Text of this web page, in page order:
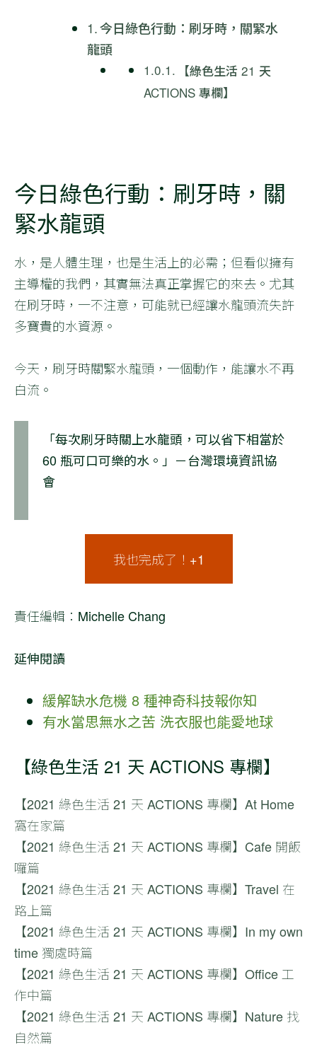
今日綠色行動：刷牙時，關緊水
龍頭
【綠色生活 21 天
ACTIONS 專欄】
今日綠色行動：刷牙時，關
緊水龍頭
水，是人體生理，也是生活上的必需；但看似擁有
主導權的我們，其實無法真正掌握它的來去。尤其
在刷牙時，一不注意，可能就已經讓水龍頭流失許
多寶貴的水資源。
今天，刷牙時關緊水龍頭，一個動作，能讓水不再
白流。
「每次刷牙時關上水龍頭，可以省下相當於
60 瓶可口可樂的水。」－台灣環境資訊協
會
我也完成了！+1
責任編輯：Michelle Chang
延伸閱讀
緩解缺水危機 8 種神奇科技報你知
有水當思無水之苦 洗衣服也能愛地球
【綠色生活 21 天 ACTIONS 專欄】
【2021 綠色生活 21 天 ACTIONS 專欄】At Home
窩在家篇
【2021 綠色生活 21 天 ACTIONS 專欄】Cafe 開飯
囉篇
【2021 綠色生活 21 天 ACTIONS 專欄】Travel 在
路上篇
【2021 綠色生活 21 天 ACTIONS 專欄】In my own
time 獨處時篇
【2021 綠色生活 21 天 ACTIONS 專欄】Office 工
作中篇
【2021 綠色生活 21 天 ACTIONS 專欄】Nature 找
自然篇